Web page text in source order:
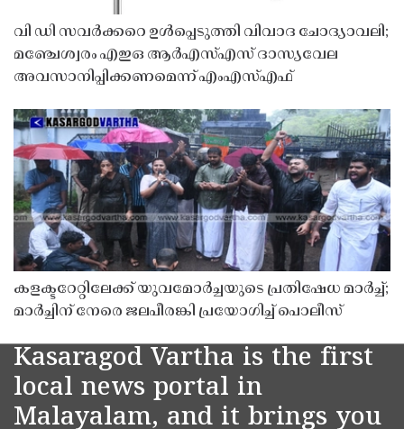
വി ഡി സവർക്കറെ ഉൾപ്പെടുത്തി വിവാദ ചോദ്യാവലി;
മഞ്ചേശ്വരം എഇഒ ആർഎസ്എസ് ദാസ്യവേല
അവസാനിപ്പിക്കണമെന്ന് എംഎസ്എഫ്
കളക്ടറേറ്റിലേക്ക് യുവമോർച്ചയുടെ പ്രതിഷേധ മാർച്ച്;
മാർച്ചിന് നേരെ ജലപീരങ്കി പ്രയോഗിച്ച് പൊലീസ്
Kasaragod Vartha is the first
local news portal in
Malayalam, and it brings you